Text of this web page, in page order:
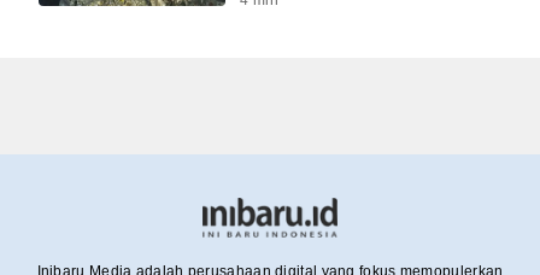
Inibaru Media adalah perusahaan digital yang fokus memopulerkan